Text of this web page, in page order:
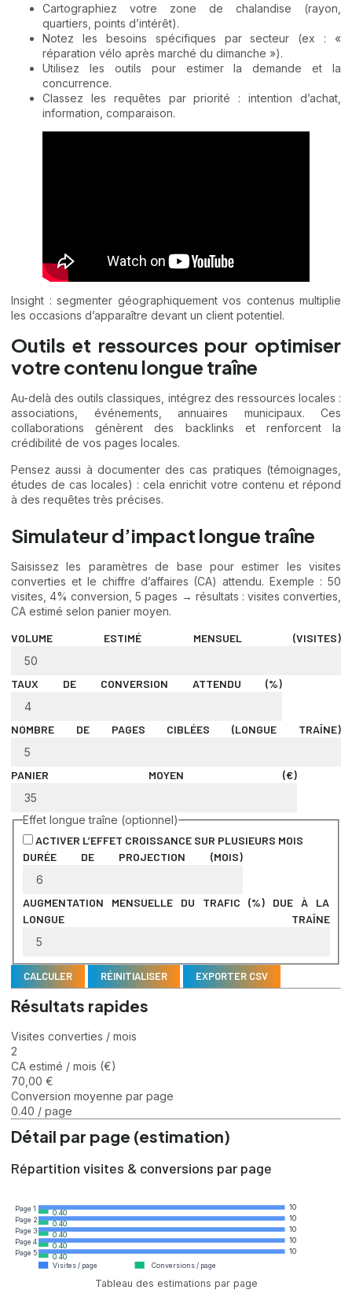
Cartographiez votre zone de chalandise (rayon,
quartiers, points d’intérêt).
Notez les besoins spécifiques par secteur (ex : «
réparation vélo après marché du dimanche »).
Utilisez les outils pour estimer la demande et la
concurrence.
Classez les requêtes par priorité : intention d’achat,
information, comparaison.
Insight : segmenter géographiquement vos contenus multiplie
les occasions d’apparaître devant un client potentiel.
Outils et ressources pour optimiser
votre contenu longue traîne
Au-delà des outils classiques, intégrez des ressources locales :
associations, événements, annuaires municipaux. Ces
collaborations génèrent des backlinks et renforcent la
crédibilité de vos pages locales.
Pensez aussi à documenter des cas pratiques (témoignages,
études de cas locales) : cela enrichit votre contenu et répond
à des requêtes très précises.
Simulateur d’impact longue traîne
Saisissez les paramètres de base pour estimer les visites
converties et le chiffre d’affaires (CA) attendu. Exemple : 50
visites, 4% conversion, 5 pages → résultats : visites converties,
CA estimé selon panier moyen.
VOLUME ESTIMÉ MENSUEL (VISITES)
TAUX DE CONVERSION ATTENDU (%)
NOMBRE DE PAGES CIBLÉES (LONGUE TRAÎNE)
PANIER MOYEN (€)
Effet longue traîne (optionnel)
ACTIVER L’EFFET CROISSANCE SUR PLUSIEURS MOIS
DURÉE DE PROJECTION (MOIS)
AUGMENTATION MENSUELLE DU TRAFIC (%) DUE À LA
LONGUE TRAÎNE
CALCULER RÉINITIALISER EXPORTER CSV
Résultats rapides
Visites converties / mois
2
CA estimé / mois (€)
70,00 €
Conversion moyenne par page
0.40 / page
Détail par page (estimation)
Répartition visites & conversions par page
Page 1 10
0.40
Page 2
10
0.40
Page 3
10
0.40
Page 4
10
0.40
Page 5
10
0.40
Visites / page Conversions / page
Tableau des estimations par page